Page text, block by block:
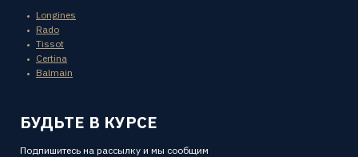
Longines
Rado
Tissot
Certina
Balmain
БУДЬТЕ В КУРСЕ
Подпишитесь на рассылку и мы сообщим